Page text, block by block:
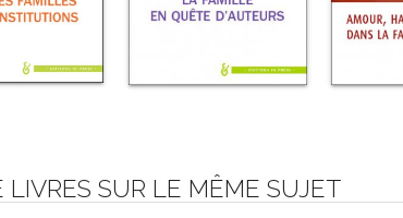
SUR LE MÊME SUJET